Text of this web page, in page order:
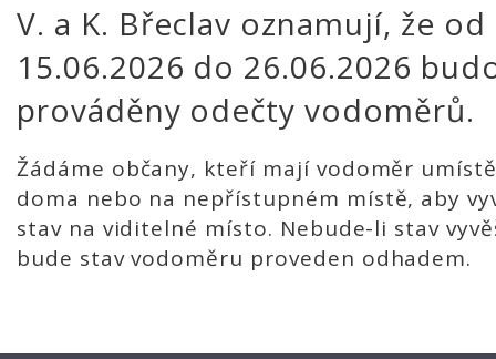
V. a K. Břeclav oznamují, že od
15.06.2026 do 26.06.2026
prováděny odečty vodoměrů.
Žádáme občany, kteří mají vodoměr
doma nebo na nepřístupném místě, aby
stav na viditelné místo. Nebude-li stav
bude stav vodoměru proveden odhadem.